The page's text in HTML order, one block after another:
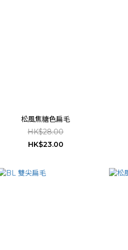
松風焦糖色扁毛
HK$28.00
HK$23.00